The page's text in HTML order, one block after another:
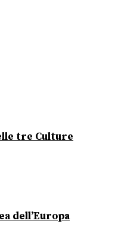
tre Culture
dell’Europa